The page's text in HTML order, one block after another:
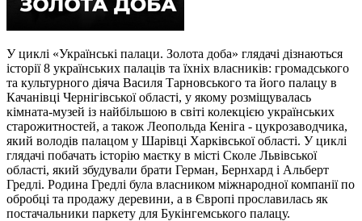
У циклі «Українські палаци. Золота доба» глядачі дізнаються
історії 8 українських палаців та їхніх власників: громадського
та культурного діяча Василя Тарновського та його палацу в
Качанівці Чернігівської області, у якому розміщувалась
кімната-музей із найбільшою в світі колекцією українських
старожитностей, а також Леопольда Кеніга - цукрозаводчика,
який володів палацом у Шарівці Харківської області. У циклі
глядачі побачать історію маєтку в місті Сколе Львівської
області, який збудували брати Герман, Бернхард і Альберт
Гредлі. Родина Гредлі була власником міжнародної компанії по
обробці та продажу деревини, а в Європі прославилась як
постачальники паркету для Букінгемського палацу.